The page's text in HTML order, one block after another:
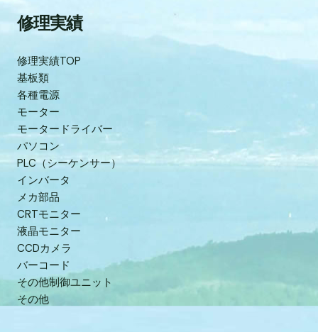
修理実績
修理実績TOP
基板類
各種電源
モーター
モータードライバー
パソコン
PLC（シーケンサー）
インバータ
メカ部品
CRTモニター
液晶モニター
CCDカメラ
バーコード
その他制御ユニット
その他